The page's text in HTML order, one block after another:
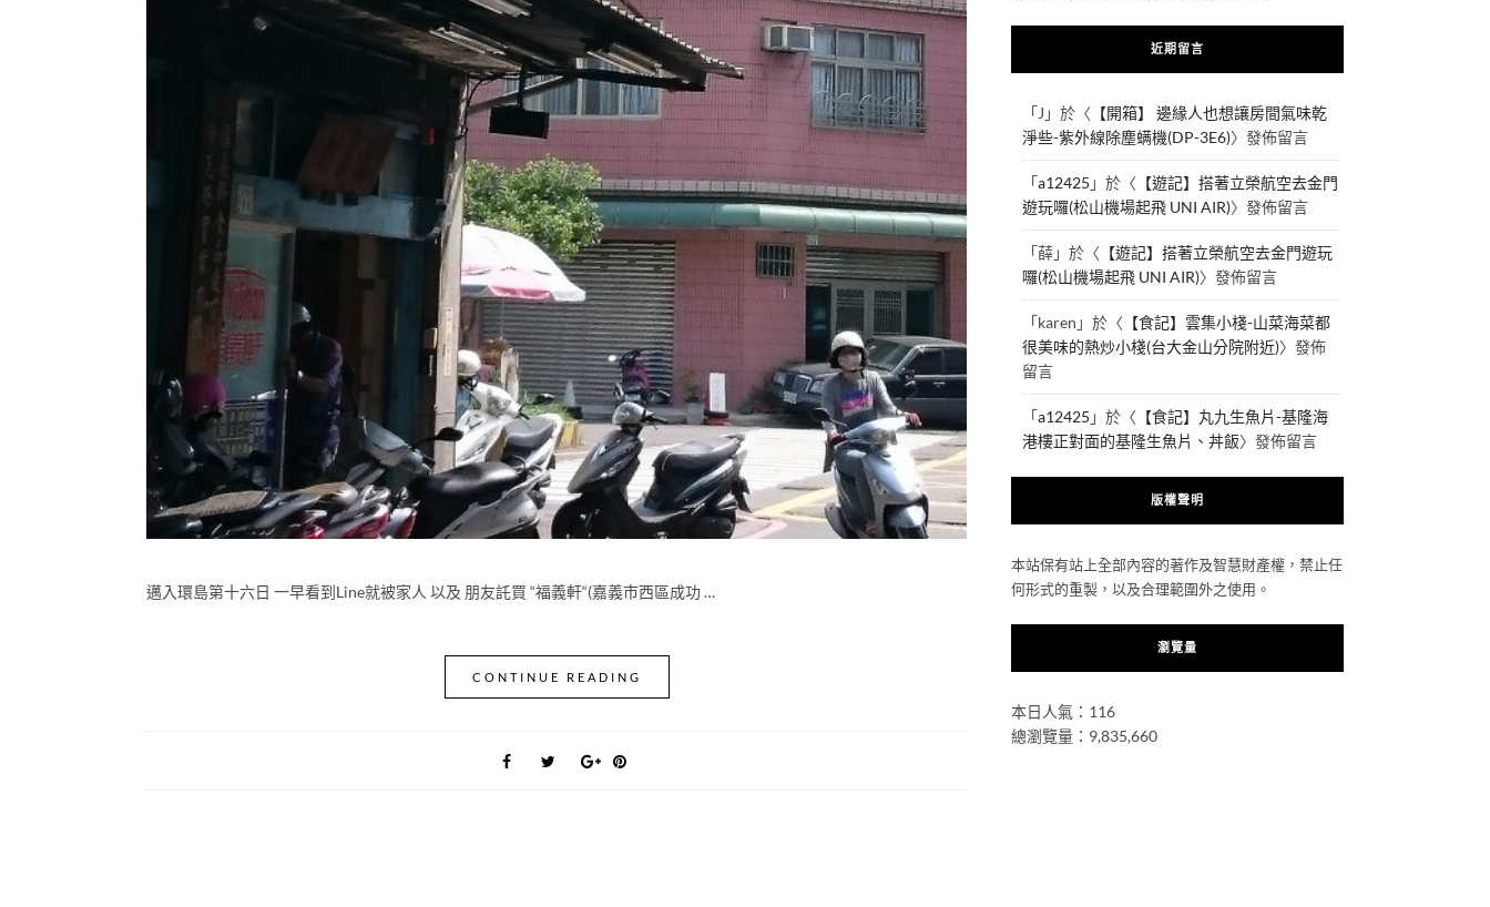
邁入環島第十六日 一早看到Line就被家人 以及 朋友託買 “福義軒“(嘉義市西區成功 …
CONTINUE READING
近期留言
「J 」於〈 【開箱】 邊緣人也想讓房間氣味乾
淨些-紫外線除塵螨機(DP-3E6)〉發佈留言
「a12425 」於〈 【遊記】搭著立榮航空去金門
遊玩囉(松山機場起飛 UNI AIR)〉發佈留言
「薛」於〈 【遊記】搭著立榮航空去金門遊玩
囉(松山機場起飛 UNI AIR)〉發佈留言
「karen 」於〈 【食記】雲集小棧-山菜海菜都
很美味的熱炒小棧(台大金山分院附近)〉發佈
留言
「a12425 」於〈 【食記】丸九生魚片-基隆海
港樓正對面的基隆生魚片、丼飯〉發佈留言
版權聲明
本站保有站上全部內容的著作及智慧財產權，禁止任
何形式的重製，以及合理範圍外之使用。
瀏覽量
本日人氣：116
總瀏覽量：9,835,660